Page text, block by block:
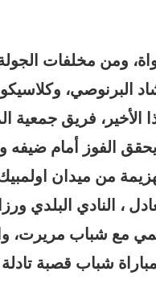
ومن مخلفات الجولة
البرنوصي،
الأخير، فريق جمعية
الفوز أمام ضيفه
من ميدان
، النادي البلدي
مع شباب مريرت،
شباب قصبة تادلة